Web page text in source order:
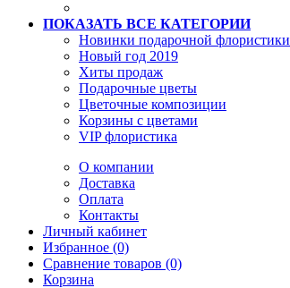
ПОКАЗАТЬ ВСЕ КАТЕГОРИИ
Новинки подарочной флористики
Новый год 2019
Хиты продаж
Подарочные цветы
Цветочные композиции
Корзины с цветами
VIP флористика
О компании
Доставка
Оплата
Контакты
Личный кабинет
Избранное (0)
Сравнение товаров (0)
Корзина